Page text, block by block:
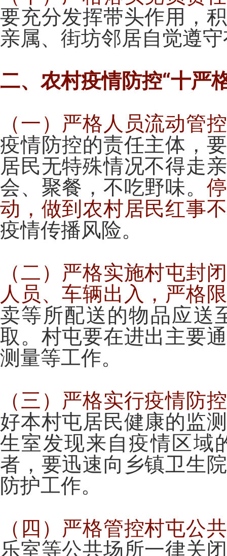
要充分发挥带头作用，
亲属、街坊邻居自觉遵
二、农村疫情防控“十严
（一）严格人员流动管
疫情防控的责任主体，
居民无特殊情况不得走
会、聚餐，不吃野味。
动，做到农村居民红事
疫情传播风险。
（二）严格实施村屯封
人员、车辆出入，严格
卖等所配送的物品应送
取。村屯要在进出主要
测量等工作。
（三）严格实行疫情防
好本村屯居民健康的监
生室发现来自疫情区域
者，要迅速向乡镇卫生
防护工作。
（四）严格管控村屯公
乐室等公共场所一律关